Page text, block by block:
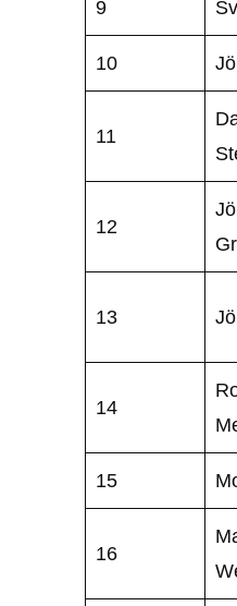
9
10
11
12
13
14
15
16